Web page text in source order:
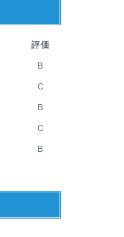
評価
B
C
B
C
B